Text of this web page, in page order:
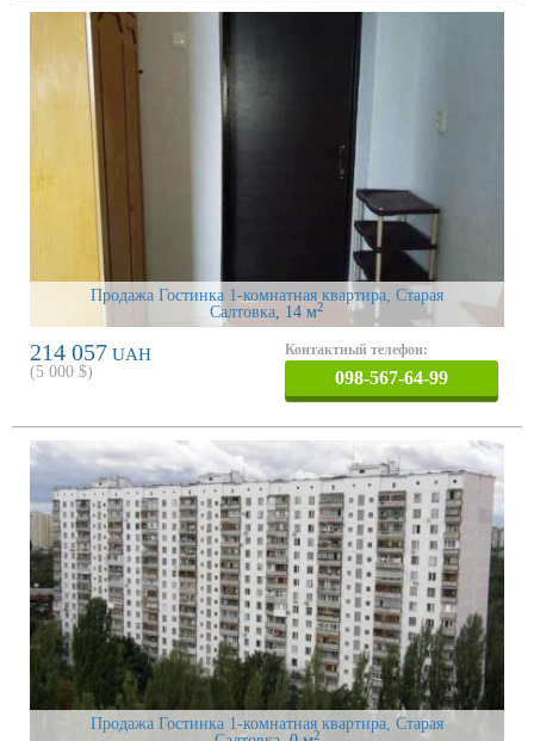
Продажа Гостинка 1-комнатная квартира, Старая
Салтовка, 14 м2
214 057 UAH
(5 000 $)
Контактный телефон:
098-567-64-99
Продажа Гостинка 1-комнатная квартира, Старая
2